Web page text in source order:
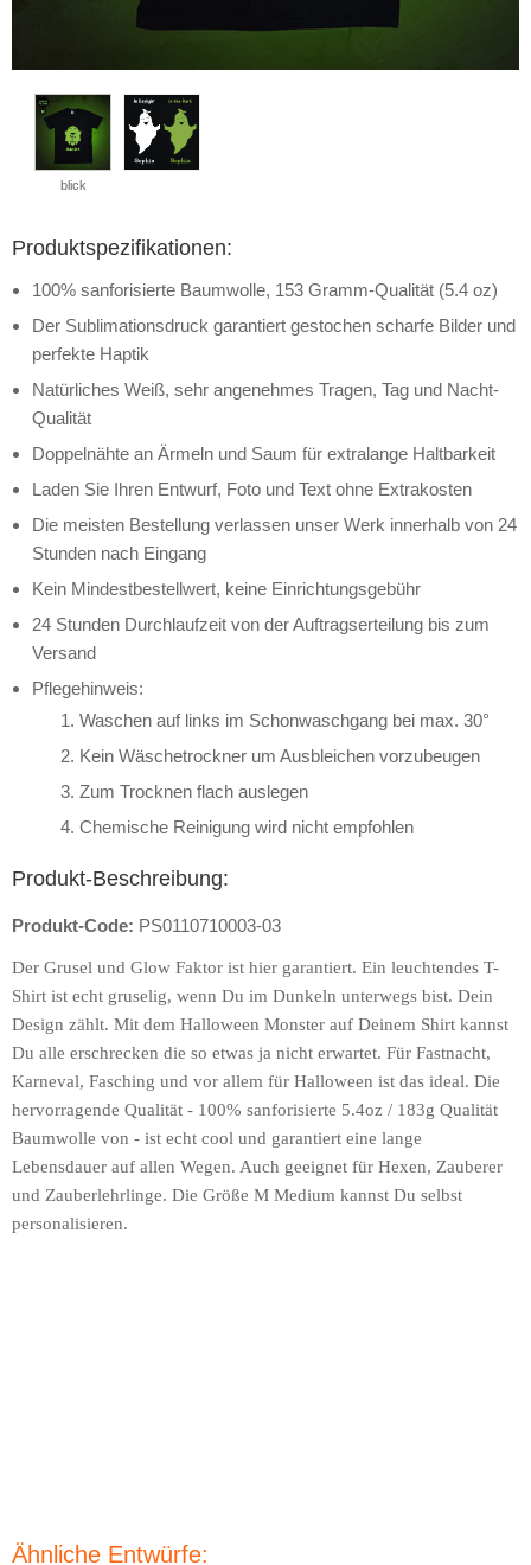
blick
Produktspezifikationen:
100% sanforisierte Baumwolle, 153 Gramm-Qualität (5.4 oz)
Der Sublimationsdruck garantiert gestochen scharfe Bilder und
perfekte Haptik
Natürliches Weiß, sehr angenehmes Tragen, Tag und Nacht-
Qualität
Doppelnähte an Ärmeln und Saum für extralange Haltbarkeit
Laden Sie Ihren Entwurf, Foto und Text ohne Extrakosten
Die meisten Bestellung verlassen unser Werk innerhalb von 24
Stunden nach Eingang
Kein Mindestbestellwert, keine Einrichtungsgebühr
24 Stunden Durchlaufzeit von der Auftragserteilung bis zum
Versand
Pflegehinweis:
Waschen auf links im Schonwaschgang bei max. 30°
Kein Wäschetrockner um Ausbleichen vorzubeugen
Zum Trocknen flach auslegen
Chemische Reinigung wird nicht empfohlen
Produkt-Beschreibung:
Produkt-Code: PS0110710003-03
Der Grusel und Glow Faktor ist hier garantiert. Ein leuchtendes T-
Shirt ist echt gruselig, wenn Du im Dunkeln unterwegs bist. Dein
Design zählt. Mit dem Halloween Monster auf Deinem Shirt kannst
Du alle erschrecken die so etwas ja nicht erwartet. Für Fastnacht,
Karneval, Fasching und vor allem für Halloween ist das ideal. Die
hervorragende Qualität - 100% sanforisierte 5.4oz / 183g Qualität
Baumwolle von - ist echt cool und garantiert eine lange
Lebensdauer auf allen Wegen. Auch geeignet für Hexen, Zauberer
und Zauberlehrlinge. Die Größe M Medium kannst Du selbst
personalisieren.
Ähnliche Entwürfe: